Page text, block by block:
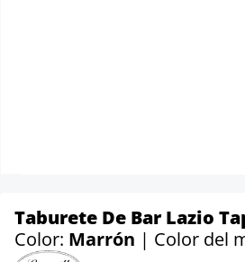
Taburete De Bar Lazio
Color: Marrón | Color del